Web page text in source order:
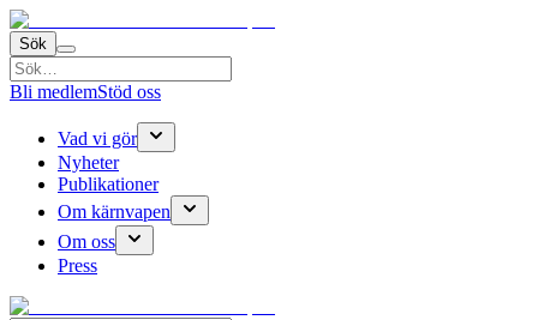
Sök
Bli medlemStöd oss
Vad vi gör
Nyheter
Publikationer
Om kärnvapen
Om oss
Press